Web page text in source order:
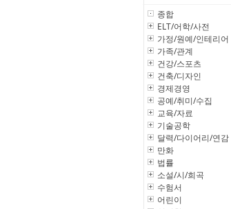
종합
ELT/어학/사전
가정/원예/인테리어
가족/관계
건강/스포츠
건축/디자인
경제경영
공예/취미/수집
교육/자료
기술공학
달력/다이어리/연감
만화
법률
소설/시/희곡
수험서
어린이